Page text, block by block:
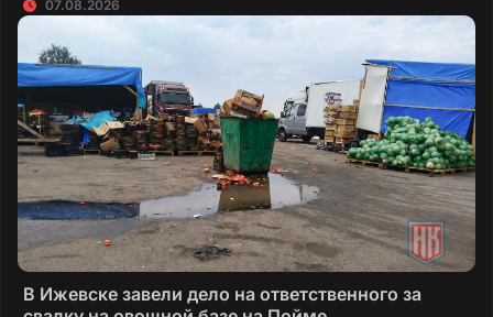
07.08.2026
В Ижевске завели дело на ответственного за